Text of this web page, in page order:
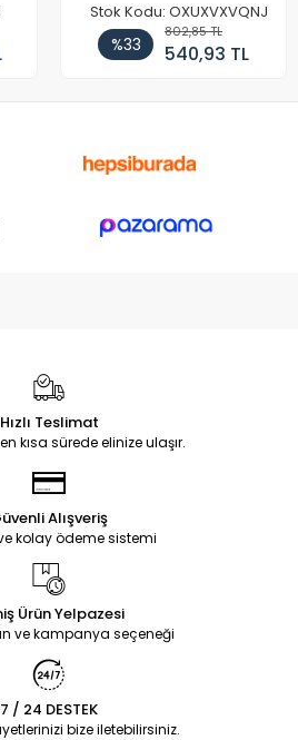
Stok Kodu: OXUXVXVQNJ
%33
802,85 TL
540,93 TL
Hızlı Teslimat
kısa sürede elinize ulaşır.
Alışveriş
kolay ödeme sistemi
Ürün Yelpazesi
ve kampanya seçeneği
7 / 24 DESTEK
bize iletebilirsiniz.